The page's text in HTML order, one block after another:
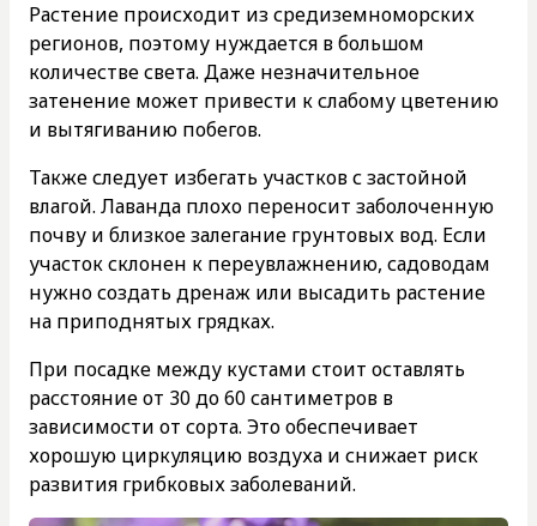
Растение происходит из средиземноморских
регионов, поэтому нуждается в большом
количестве света. Даже незначительное
затенение может привести к слабому цветению
и вытягиванию побегов.
Также следует избегать участков с застойной
влагой. Лаванда плохо переносит заболоченную
почву и близкое залегание грунтовых вод. Если
участок склонен к переувлажнению, садоводам
нужно создать дренаж или высадить растение
на приподнятых грядках.
При посадке между кустами стоит оставлять
расстояние от 30 до 60 сантиметров в
зависимости от сорта. Это обеспечивает
хорошую циркуляцию воздуха и снижает риск
развития грибковых заболеваний.